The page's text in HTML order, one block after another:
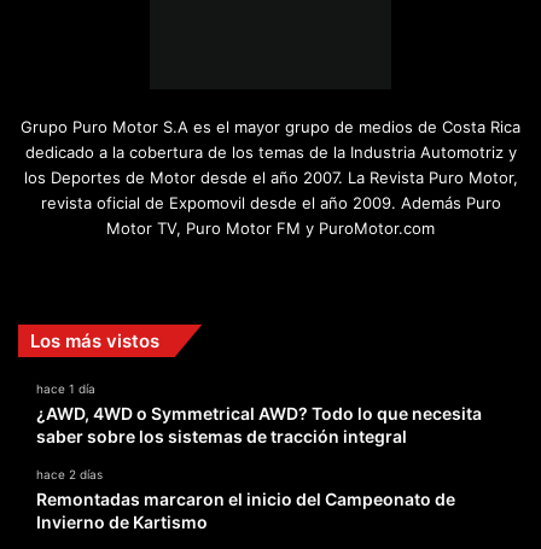
Grupo Puro Motor S.A es el mayor grupo de medios de Costa Rica
dedicado a la cobertura de los temas de la Industria Automotriz y
los Deportes de Motor desde el año 2007. La Revista Puro Motor,
revista oficial de Expomovil desde el año 2009. Además Puro
Motor TV, Puro Motor FM y PuroMotor.com
Los más vistos
hace 1 día
¿AWD, 4WD o Symmetrical AWD? Todo lo que necesita
saber sobre los sistemas de tracción integral
hace 2 días
Remontadas marcaron el inicio del Campeonato de
Invierno de Kartismo